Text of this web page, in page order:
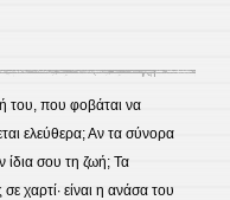
του, που φοβάται να
ελεύθερα; Αν τα σύνορα
ίδια σου τη ζωή; Τα
χαρτί· είναι η ανάσα του